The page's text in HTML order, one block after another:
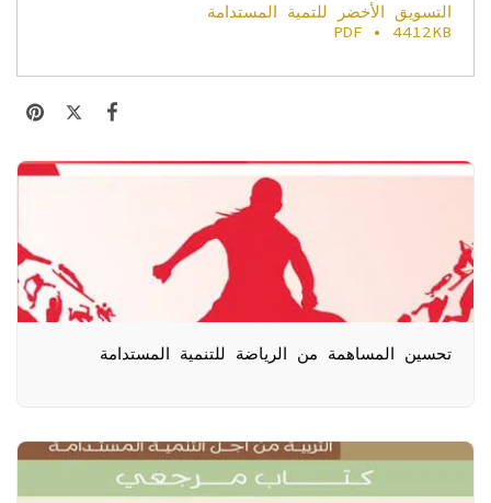
التسويق الأخضر للتمية المستدامة
PDF • 4412KB
تحسين المساهمة من الرياضة للتنمية المستدامة